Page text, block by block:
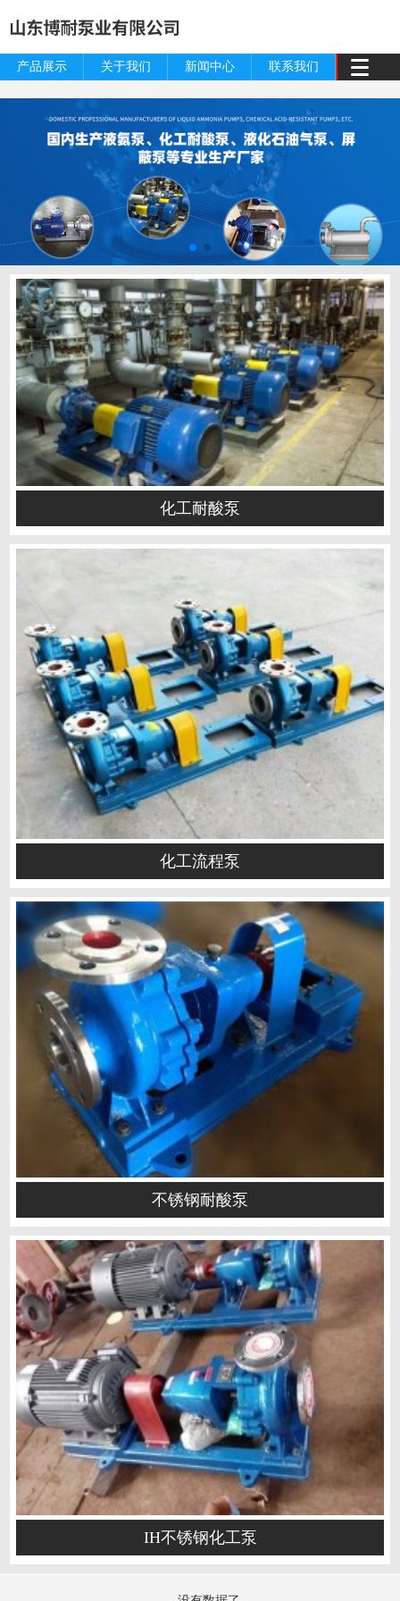
产品展示 关于我们 新闻中心 联系我们
化工耐酸泵
化工流程泵
不锈钢耐酸泵
IH不锈钢化工泵